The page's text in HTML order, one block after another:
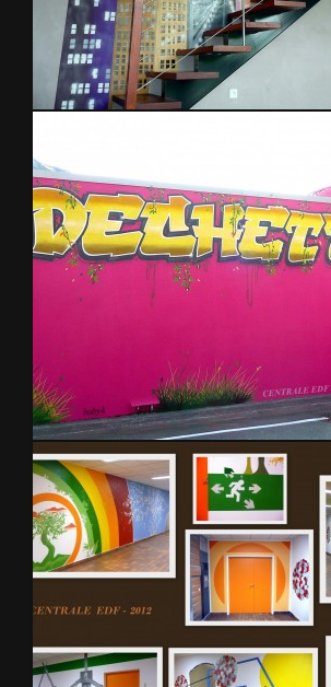
EPR Flamanville – Centrale EDF 2012